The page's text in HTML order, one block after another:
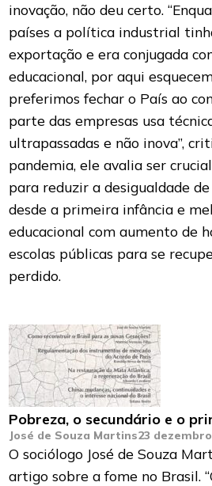
inovação, não deu certo.
países a política industrial
exportação e era conjugada
educacional, por aqui
preferimos fechar o País ao
parte das empresas usa
ultrapassadas e não inova”,
pandemia, ele avalia ser
para reduzir a desigualdade
desde a primeira infância e
educacional com aumento de
escolas públicas para se
perdido.
Pobreza, o secundário e o
José de Souza Martins23
O sociólogo José de Souza
artigo sobre a fome no Brasil.